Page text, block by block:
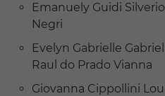
Emanuely Guidi
Negri
Evelyn Gabrielle
Raul do Prado Vianna
Giovanna Cippollini